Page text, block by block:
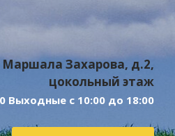
Маршала Захарова, д.2,
цокольный этаж
Выходные с 10:00 до 18:00